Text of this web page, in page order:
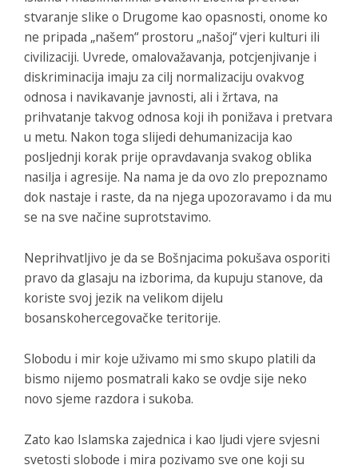
stvaranje slike o Drugome kao opasnosti, onome ko
ne pripada „našem“ prostoru „našoj“ vjeri kulturi ili
civilizaciji. Uvrede, omalovažavanja, potcjenjivanje i
diskriminacija imaju za cilj normalizaciju ovakvog
odnosa i navikavanje javnosti, ali i žrtava, na
prihvatanje takvog odnosa koji ih ponižava i pretvara
u metu. Nakon toga slijedi dehumanizacija kao
posljednji korak prije opravdavanja svakog oblika
nasilja i agresije. Na nama je da ovo zlo prepoznamo
dok nastaje i raste, da na njega upozoravamo i da mu
se na sve načine suprotstavimo.
Neprihvatljivo je da se Bošnjacima pokušava osporiti
pravo da glasaju na izborima, da kupuju stanove, da
koriste svoj jezik na velikom dijelu
bosanskohercegovačke teritorije.
Slobodu i mir koje uživamo mi smo skupo platili da
bismo nijemo posmatrali kako se ovdje sije neko
novo sjeme razdora i sukoba.
Zato kao Islamska zajednica i kao ljudi vjere svjesni
svetosti slobode i mira pozivamo sve one koji su